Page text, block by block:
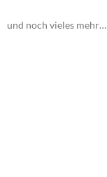
und noch vieles mehr…